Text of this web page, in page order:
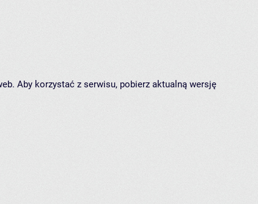
Aby korzystać z serwisu, pobierz aktualną wersję